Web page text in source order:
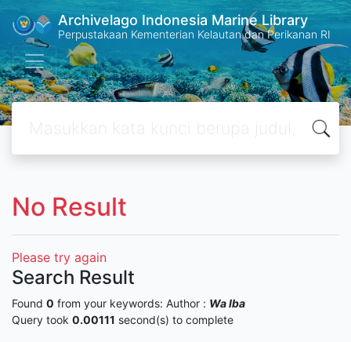
Archivelago Indonesia Marine Library
Perpustakaan Kementerian Kelautan dan Perikanan RI
No Result
Please try again
Search Result
Found 0 from your keywords: Author : Wa Iba
Query took 0.00111 second(s) to complete